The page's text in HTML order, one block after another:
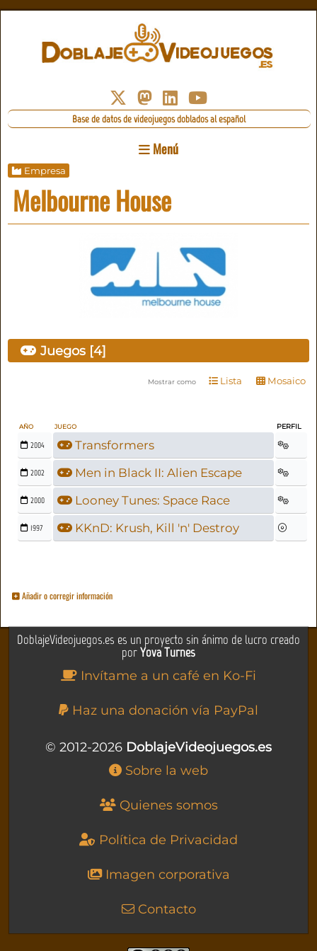
Base de datos de videojuegos doblados al español
Menú
Empresa
Melbourne House
Juegos [4]
Mostrar como Lista Mosaico
AÑO JUEGO PERFIL
2004 Transformers
2002 Men in Black II: Alien Escape
2000 Looney Tunes: Space Race
1997 KKnD: Krush, Kill 'n' Destroy
Añadir o corregir información
DoblajeVideojuegos.es es un proyecto sin ánimo de lucro creado
porYova Turnes
Invítame a un café en Ko-Fi
Haz una donación vía PayPal
© 2012-2026 DoblajeVideojuegos.es
Sobre la web
Quienes somos
Política de Privacidad
Imagen corporativa
Contacto